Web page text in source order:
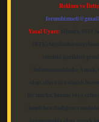
Reklam ve
Yasal Uyarı: